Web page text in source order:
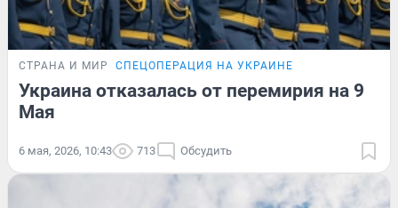
СТРАНА И МИР СПЕЦОПЕРАЦИЯ НА УКРАИНЕ
Украина отказалась от перемирия на 9
Мая
6 мая, 2026, 10:43 713 Обсудить